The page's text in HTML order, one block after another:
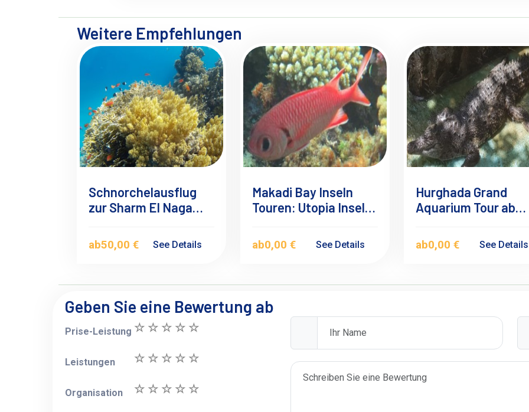
Weitere Empfehlungen
Schnorchelausflug
zur Sharm El Naga
ab50,00 € See Details
Makadi Bay Inseln
Touren: Utopia Insel
ab0,00 € See Details
Hurghada Grand
Aquarium Tour ab
Hasheesh
ab0,00 € See Details
Geben Sie eine Bewertung ab
Prise-Leistung
Leistungen
Organisation